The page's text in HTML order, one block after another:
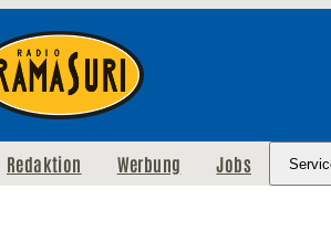
Redaktion Werbung Jobs